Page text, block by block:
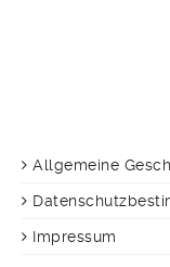
Allgemeine
Impressum